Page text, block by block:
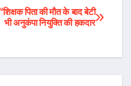
पिता की मौत के बाद बेटी
भी अनुकंपा नियुक्ति की हकदार